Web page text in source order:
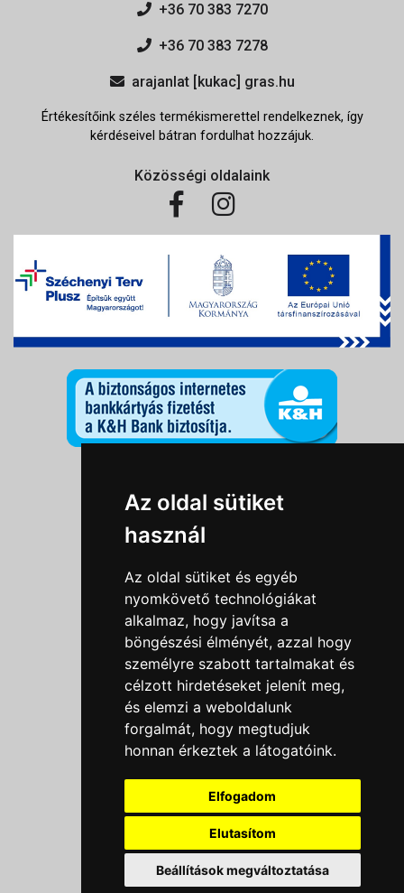
Az oldal sütiket
használ
Az oldal sütiket és egyéb
nyomkövető technológiákat
alkalmaz, hogy javítsa a
böngészési élményét, azzal hogy
személyre szabott tartalmakat és
célzott hirdetéseket jelenít meg,
és elemzi a weboldalunk
forgalmát, hogy megtudjuk
honnan érkeztek a látogatóink.
Elfogadom
Elutasítom
Beállítások megváltoztatása
+36 70 383 7270
+36 70 383 7278
arajanlat [kukac] gras.hu
Értékesítőink széles termékismerettel rendelkeznek, így
kérdéseivel bátran fordulhat hozzájuk.
Közösségi oldalaink
Információk
Általános szerződési feltételek
Impresszum
Nyereményjáték szabály
Outlet nap nyereményjáték szabályzat
Süti beállítások
Menü
Ajánlatkérés
Szakmai tippek / Újdonságok
Kapcsolat
Letölthető katalógusok
Rólunk
Szállítás